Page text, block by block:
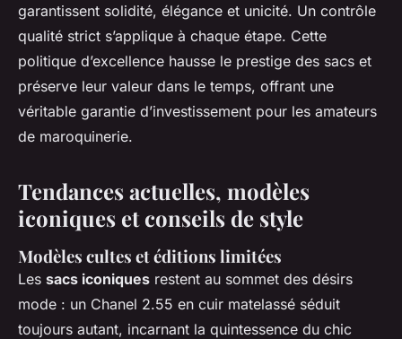
garantissent solidité, élégance et unicité. Un contrôle
qualité strict s’applique à chaque étape. Cette
politique d’excellence hausse le prestige des sacs et
préserve leur valeur dans le temps, offrant une
véritable garantie d’investissement pour les amateurs
de maroquinerie.
Tendances actuelles, modèles
iconiques et conseils de style
Modèles cultes et éditions limitées
Les sacs iconiques restent au sommet des désirs
mode : un Chanel 2.55 en cuir matelassé séduit
toujours autant, incarnant la quintessence du chic